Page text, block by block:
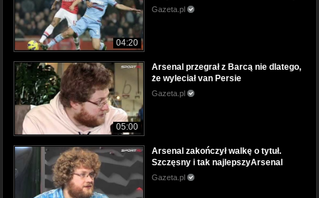
04:20
Gazeta.pl
05:00
Arsenal przegrał z Barcą nie dlatego,
że wyleciał van Persie
Gazeta.pl
Arsenal zakończył walkę o tytuł.
Szczęsny i tak najlepszyArsenal
Gazeta.pl